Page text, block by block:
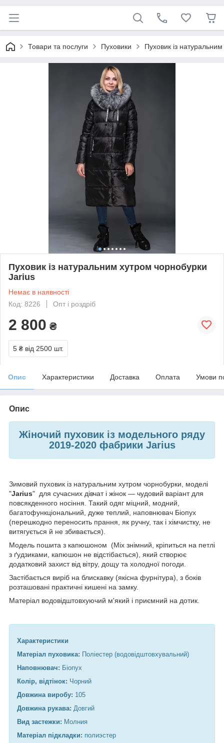
Товари та послуги Пуховики Пуховик із
Пуховик із натуральним хутром чорнобурки
Jarius
Немає в наявності
Код: 8226
Опт і роздріб
2 800 ₴
5 ₴ від 2500 шт.
Опис Характеристики Доставка Оплата Умови
Опис
Жіночий пуховик із модельного ряду
2019-2020 фабрики Jarius
Зимовий пуховик із натуральним хутром чорнобурки, моделі
"Jarius" для сучасних дівчат і жінок — чудовий варіант для
повсякденного носіння. Такий одяг міцний, модний,
багатофункціональний, дуже теплий, наповнювач Біопух
(перешкодно переносить прання, як ручну, так і хімчистку, не
витягується й не збивається).
Модель пошита з капюшоном (Міх знімний, кріпиться на петлі
з ґудзиками, капюшон не відстібається), який створює
додатковий захист від вітру, дощу та холодної погоди.
Застібається виріб на блискавку (якісна фурнітура), з боків
розташовані практичні кишені на замку.
Матеріал водовідштовхуючий м'який і приємний на дотик.
Характеристики
Матеріал пуховика: Поліестер (водовідштовхувальний)
Наповнювач: Біопух
Колір, відтінок: Чорний
Довжина виробу: 105
Довжина рукава: Довгий
Вид застежки: Молния
Матеріал підкладки: полиэстер